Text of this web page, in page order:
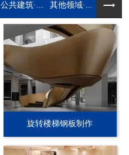
公共建筑·... 其他领域·...
旋转楼梯钢板制作